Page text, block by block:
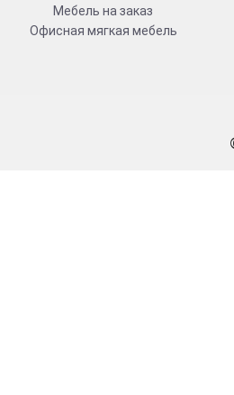
Мебель на заказ
Офисная мягкая мебель